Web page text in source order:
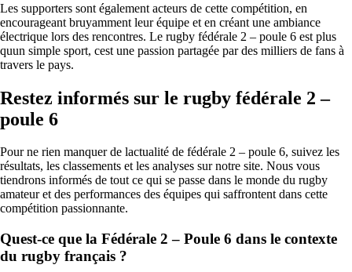
Les supporters sont également acteurs de cette compétition, en
encourageant bruyamment leur équipe et en créant une ambiance
électrique lors des rencontres. Le rugby fédérale 2 – poule 6 est plus
quun simple sport, cest une passion partagée par des milliers de fans à
travers le pays.
Restez informés sur le rugby fédérale 2 –
poule 6
Pour ne rien manquer de lactualité de fédérale 2 – poule 6, suivez les
résultats, les classements et les analyses sur notre site. Nous vous
tiendrons informés de tout ce qui se passe dans le monde du rugby
amateur et des performances des équipes qui saffrontent dans cette
compétition passionnante.
Quest-ce que la Fédérale 2 – Poule 6 dans le contexte
du rugby français ?